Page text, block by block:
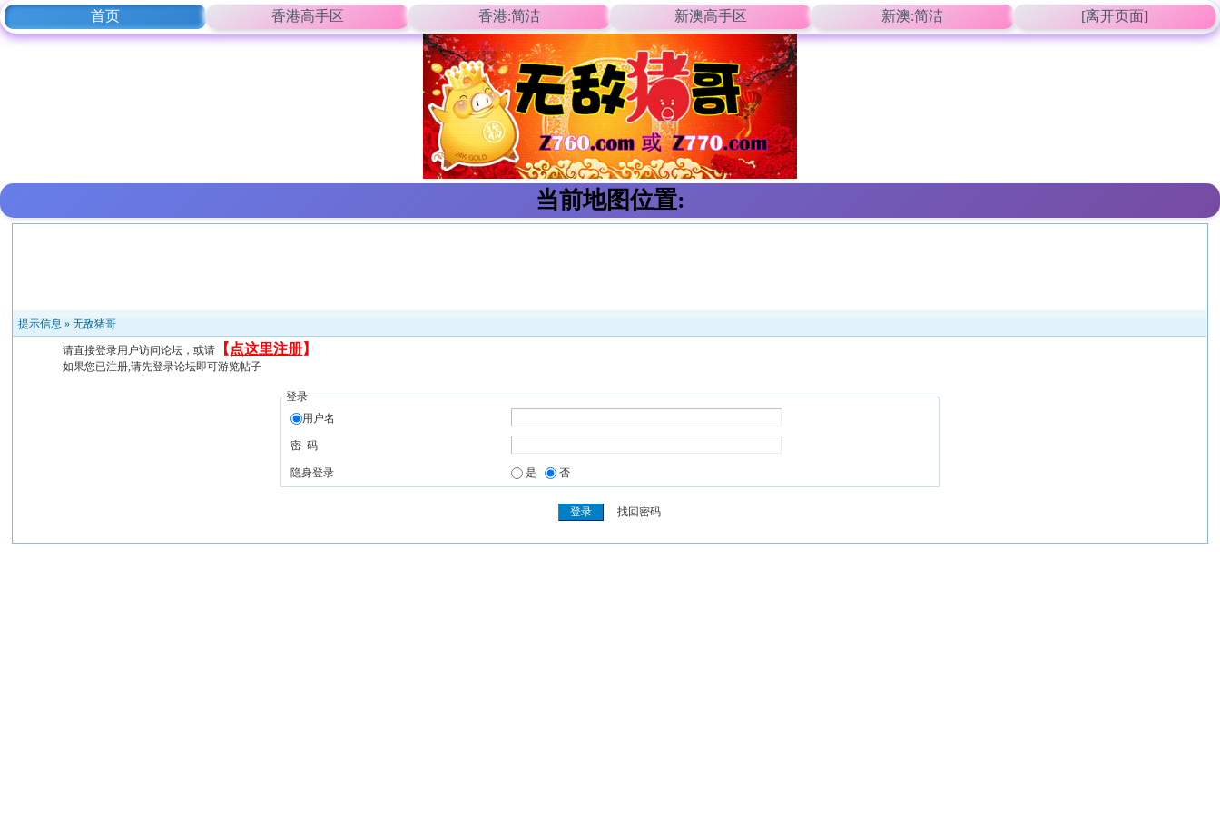
首页 香港高手区 香港:简洁 新澳高手区 新澳:简洁 [离开页面]
当前地图位置:
提示信息 »无敌猪哥
请直接登录用户访问论坛，或请 【 点这里注册】
如果您已注册,请先登录论坛即可游览帖子
登录
用户名
密 码
隐身登录 是 否
找回密码